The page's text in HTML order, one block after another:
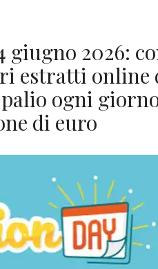
giugno 2026:
estratti
ogni
di euro